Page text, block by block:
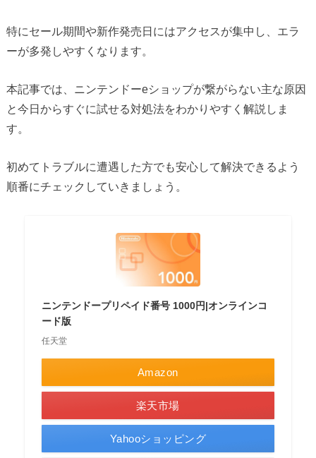
特にセール期間や新作発売日にはアクセスが集中し、エラ
ーが多発しやすくなります。
本記事では、ニンテンドーeショップが繋がらない主な原因
と今日からすぐに試せる対処法をわかりやすく解説しま
す。
初めてトラブルに遭遇した方でも安心して解決できるよう
順番にチェックしていきましょう。
ニンテンドープリペイド番号 1000円|オンラインコ
ード版
任天堂
Amazon
楽天市場
Yahooショッピング